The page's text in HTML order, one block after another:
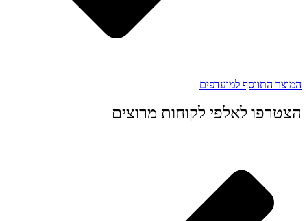
המוצר התווסף למועדפים
הצטרפו לאלפי לקוחות מרוצים